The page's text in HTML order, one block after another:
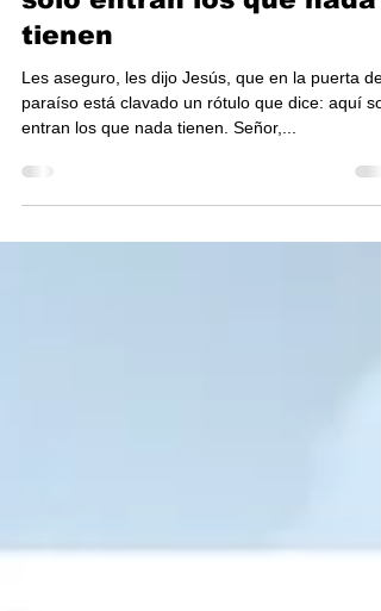
un rótulo que dice: aquí
solo entran los que nada
tienen
Les aseguro, les dijo Jesús, que en la puerta del
entran los que nada tienen. Señor,...